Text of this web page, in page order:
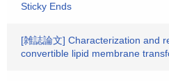
Sticky Ends
[雑誌論文] Characterization and
convertible lipid membrane